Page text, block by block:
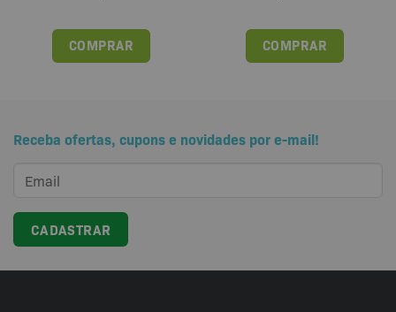
COMPRAR COMPRAR
Receba ofertas, cupons e novidades por e-mail!